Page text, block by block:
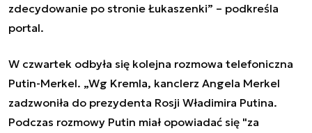
zdecydowanie po stronie Łukaszenki” – podkreśla
portal.
W czwartek odbyła się kolejna rozmowa telefoniczna
Putin-Merkel. „Wg Kremla, kanclerz Angela Merkel
zadzwoniła do prezydenta Rosji Władimira Putina.
Podczas rozmowy Putin miał opowiadać się "za